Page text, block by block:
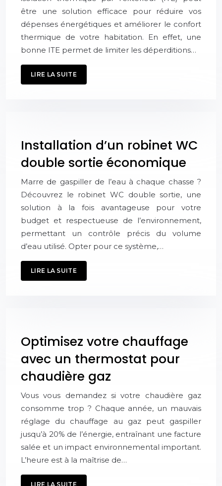
être une solution efficace pour réduire vos
dépenses énergétiques et améliorer le confort
thermique de votre habitation. En effet, une
bonne ITE permet de limiter les déperditions…
LIRE LA SUITE
Installation d’un robinet WC
double sortie économique
Marre de gaspiller de l’eau à chaque chasse ?
Découvrez le robinet WC double sortie, une
solution à la fois avantageuse pour votre
budget et respectueuse de l’environnement,
permettant un contrôle précis du volume
d’eau utilisé. Opter pour ce système,…
LIRE LA SUITE
Optimisez votre chauffage
avec un thermostat pour
chaudière gaz
Vous vous demandez si votre chaudière gaz
consomme trop ? Chaque année, un mauvais
réglage du chauffage au gaz peut gaspiller
jusqu’à 20% de l’énergie, entraînant une facture
salée et un impact environnemental important.
L’heure est à la maîtrise de…
LIRE LA SUITE